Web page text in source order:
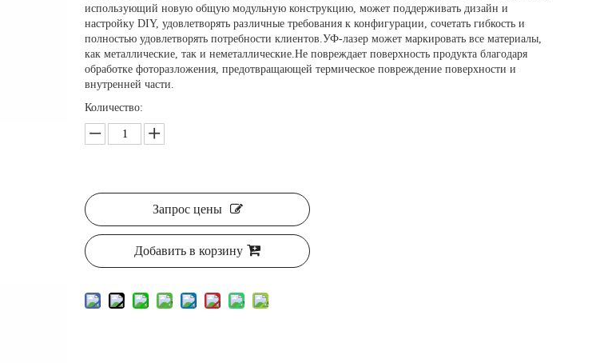
использующий новую общую модульную конструкцию, может поддерживать дизайн и
настройку DIY, удовлетворять различные требования к конфигурации, сочетать гибкость и
полностью удовлетворять потребности клиентов.УФ-лазер может маркировать все материалы,
как металлические, так и неметаллические.Не повреждает поверхность продукта благодаря
обработке фоторазложения, предотвращающей термическое повреждение поверхности и
внутренней части.
Количество:
Запрос цены
Добавить в корзину